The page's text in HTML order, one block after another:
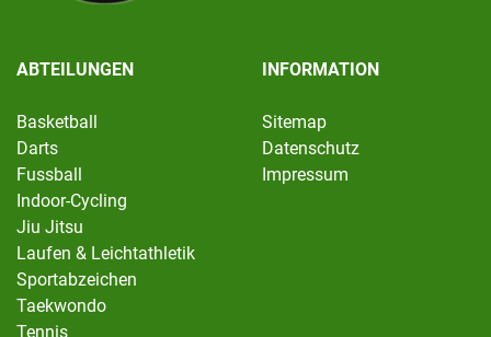
ABTEILUNGEN
Basketball
Darts
Fussball
Indoor-Cycling
Jiu Jitsu
Laufen & Leichtathletik
Sportabzeichen
Taekwondo
Tennis
INFORMATION
Sitemap
Datenschutz
Impressum